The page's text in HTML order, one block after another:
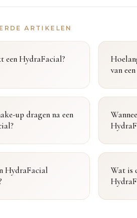
ARTIKELEN
een HydraFacial?
van
up dragen na een
HydraFacial
Wat is